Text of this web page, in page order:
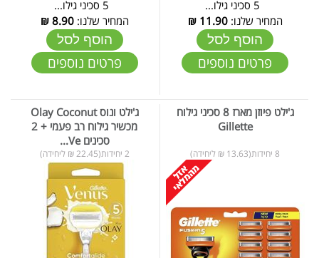
המחיר שלנו:11.90
₪
הוסף לסל
פרטים נוספים
המחיר שלנו:8.90
₪
הוסף לסל
פרטים נוספים
ג'ילט פיוזן מארז 8 סכיני גילוח
Gillette
8 יחידות(13.63 ₪ ליחידה)
ג'ילט ונוס Olay Coconut
מכשיר גילוח רב פעמי + 2
סכינים Ve...
2 יחידות(22.45 ₪ ליחידה)